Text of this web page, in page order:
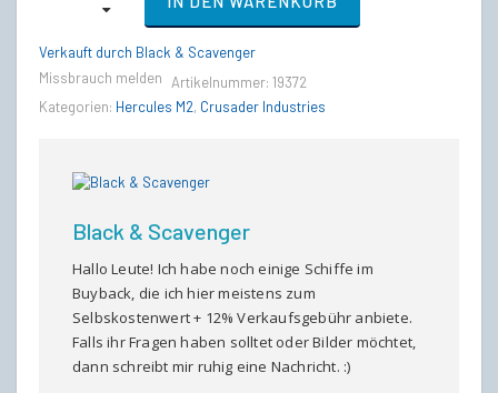
Crusader
Starlifter
M2
quantity
Verkauft durch Black & Scavenger
Missbrauch melden
Artikelnummer: 19372
Kategorien: Hercules M2, Crusader Industries
Black & Scavenger
Hallo Leute! Ich habe noch einige Schiffe im
Buyback, die ich hier meistens zum
Selbskostenwert + 12% Verkaufsgebühr anbiete.
Falls ihr Fragen haben solltet oder Bilder möchtet,
dann schreibt mir ruhig eine Nachricht. :)